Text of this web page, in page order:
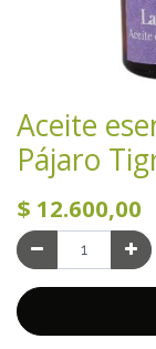
Aceite
Pájaro
$ 12.600,00